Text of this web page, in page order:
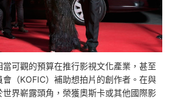
可觀的預算在推行影視文化產業，甚至
（KOFIC）補助想拍片的創作者。在與
界嶄露頭角，榮獲奧斯卡或其他國際影